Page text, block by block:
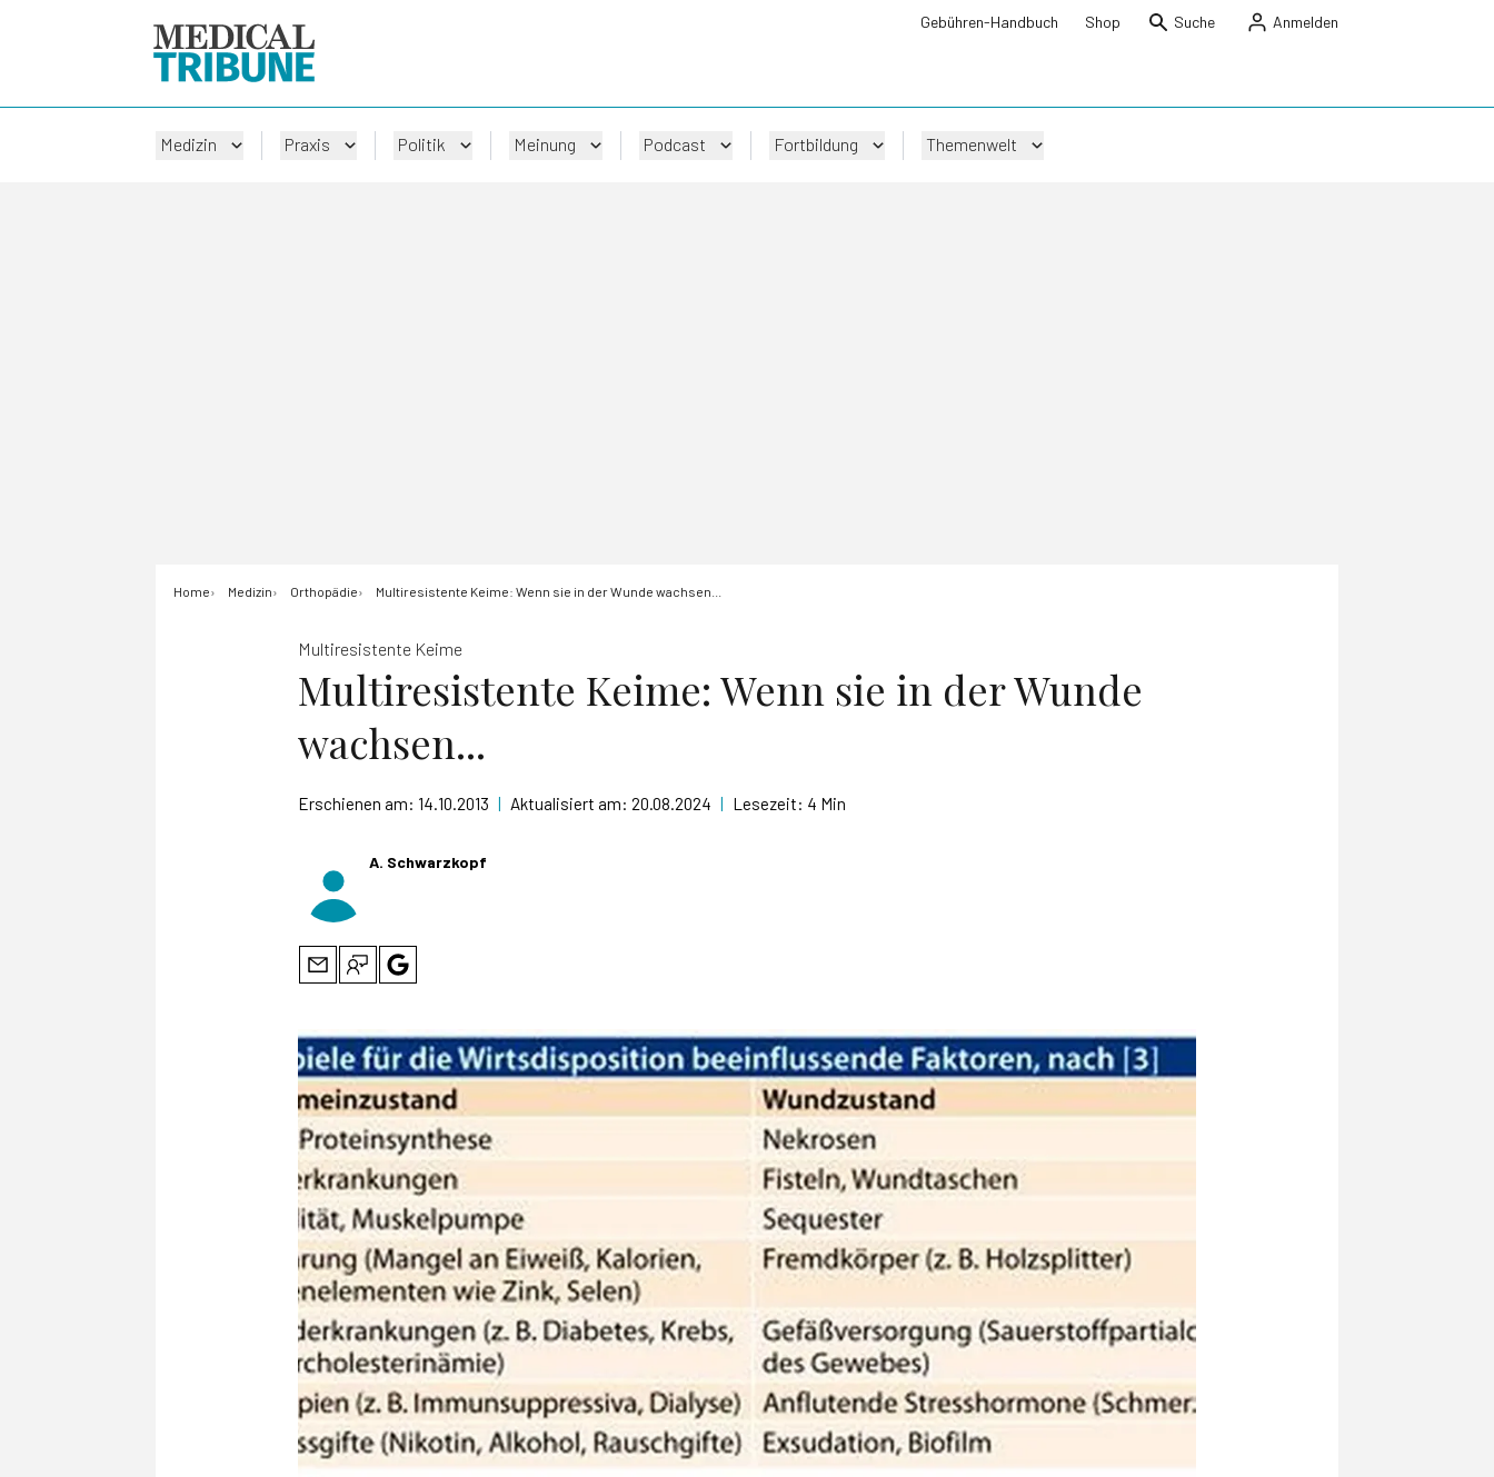
Gebühren-Handbuch Shop Suche Anmelden
Medizin Praxis Politik Meinung Podcast Fortbildung Themenwelt
Home Medizin Orthopädie Multiresistente Keime: Wenn sie in der Wunde wachsen...
Multiresistente Keime
Multiresistente Keime: Wenn sie in der Wunde
wachsen...
Erschienen am: 14.10.2013 | Aktualisiert am: 20.08.2024 | Lesezeit: 4 Min
A. Schwarzkopf